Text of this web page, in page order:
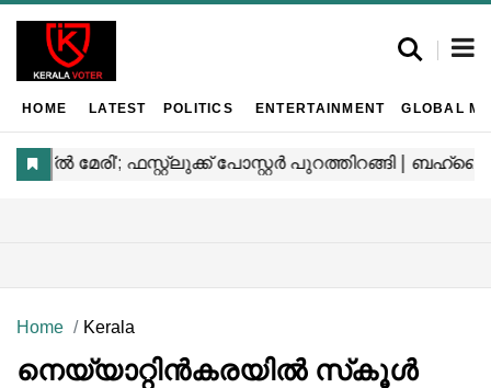
HOME LATEST POLITICS ENTERTAINMENT GLOBAL
Home Kerala
നെയ്യാറ്റിൻകരയിൽ സ്‌കൂൾ